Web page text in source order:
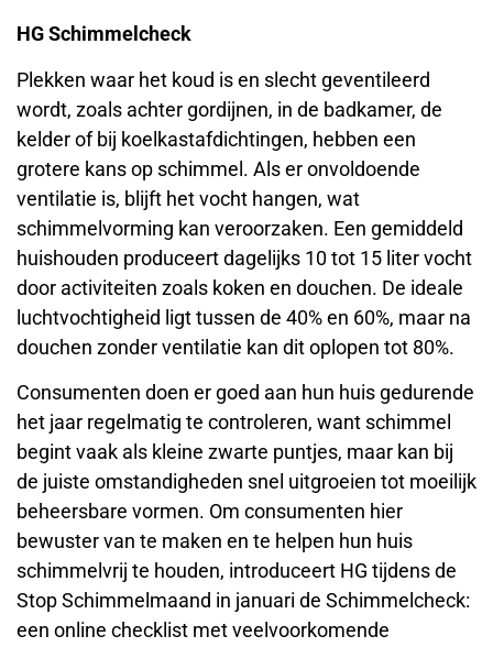
HG Schimmelcheck
Plekken waar het koud is en slecht geventileerd
wordt, zoals achter gordijnen, in de badkamer, de
kelder of bij koelkastafdichtingen, hebben een
grotere kans op schimmel. Als er onvoldoende
ventilatie is, blijft het vocht hangen, wat
schimmelvorming kan veroorzaken. Een gemiddeld
huishouden produceert dagelijks 10 tot 15 liter vocht
door activiteiten zoals koken en douchen. De ideale
luchtvochtigheid ligt tussen de 40% en 60%, maar na
douchen zonder ventilatie kan dit oplopen tot 80%.
Consumenten doen er goed aan hun huis gedurende
het jaar regelmatig te controleren, want schimmel
begint vaak als kleine zwarte puntjes, maar kan bij
de juiste omstandigheden snel uitgroeien tot moeilijk
beheersbare vormen. Om consumenten hier
bewuster van te maken en te helpen hun huis
schimmelvrij te houden, introduceert HG tijdens de
Stop Schimmelmaand in januari de Schimmelcheck:
een online checklist met veelvoorkomende